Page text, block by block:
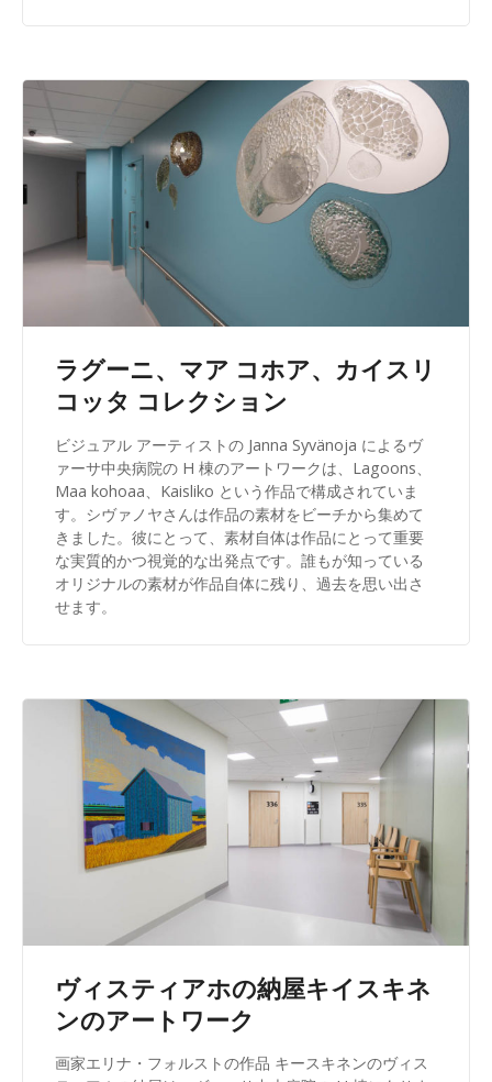
ラグーニ、マア コホア、カイスリ
コッタ コレクション
ビジュアル アーティストの Janna Syvänoja によるヴ
ァーサ中央病院の H 棟のアートワークは、Lagoons、
Maa kohoaa、Kaisliko という作品で構成されていま
す。シヴァノヤさんは作品の素材をビーチから集めて
きました。彼にとって、素材自体は作品にとって重要
な実質的かつ視覚的な出発点です。誰もが知っている
オリジナルの素材が作品自体に残り、過去を思い出さ
せます。
ヴィスティアホの納屋キイスキネ
ンのアートワーク
画家エリナ・フォルストの作品 キースキネンのヴィス